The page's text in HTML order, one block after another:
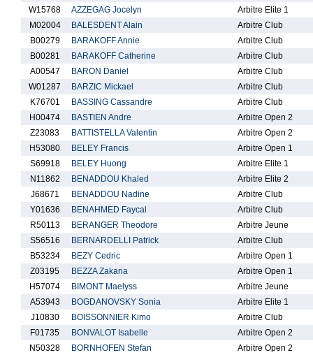
W15768
AZZEGAG Jocelyn
Arbitre Elite 1
M02004
BALESDENT Alain
Arbitre Club
B00279
BARAKOFF Annie
Arbitre Club
B00281
BARAKOFF Catherine
Arbitre Club
A00547
BARON Daniel
Arbitre Club
W01287
BARZIC Mickael
Arbitre Club
K76701
BASSING Cassandre
Arbitre Club
H00474
BASTIEN Andre
Arbitre Open 2
Z23083
BATTISTELLA Valentin
Arbitre Open 2
H53080
BELEY Francis
Arbitre Open 1
S69918
BELEY Huong
Arbitre Elite 1
N11862
BENADDOU Khaled
Arbitre Elite 2
J68671
BENADDOU Nadine
Arbitre Club
Y01636
BENAHMED Faycal
Arbitre Club
R50113
BERANGER Theodore
Arbitre Jeune
S56516
BERNARDELLI Patrick
Arbitre Club
B53234
BEZY Cedric
Arbitre Open 1
Z03195
BEZZA Zakaria
Arbitre Open 1
H57074
BIMONT Maelyss
Arbitre Jeune
A53943
BOGDANOVSKY Sonia
Arbitre Elite 1
J10830
BOISSONNIER Kimo
Arbitre Club
F01735
BONVALOT Isabelle
Arbitre Open 2
N50328
BORNHOFEN Stefan
Arbitre Open 2